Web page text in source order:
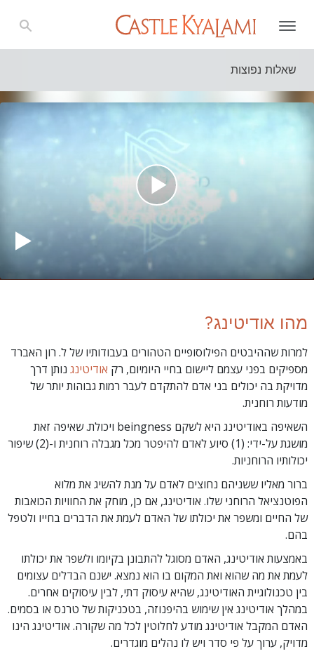
שאלות נפוצות
מהו אודיטינג?
למרות שההיבטים הפילוסופיים הטהורים בעבודותיו של ל. רון האברד
מספיקים בפני עצמם ליישום בחיי היומיום, רק אודיטינג נותן דרך
מדויקת בה יכולים בני אדם להתקדם לעבר רמות גבוהות יותר של
מודעות רוחנית.
השאיפה באודיטינג היא לשקם beingness ויכולת. שאיפה זאת
מושגת על-ידי: (1) סיוע לאדם להיפטר מכל מגבלה רוחנית ו-(2) שיפור
יכולותיו הרוחניות.
ברור מאליו ששניהם נחוצים לאדם על מנת להשיג את מלוא
הפוטנציאל הרוחני שלו. אודיטינג, אם כן, מוחק את החוויות הכואבות
של החיים ומשפר את יכולתו של האדם לעמת את הדברים בחייו ולטפל
בהם.
באמצעות אודיטינג, האדם מסוגל להתבונן בקיומו ולשפר את יכולתו
לעמת את מה שהוא ואת המקום בו הוא נמצא. ישנם הבדלים עצומים
בין טכנולוגיית האודיטינג, שהיא עיסוק דתי, לבין עיסוקים אחרים.
במהלך אודיטינג אין שימוש בהיפנוזה, בטכניקות של טרנס או בסמים.
האדם המקבל אודיטינג מודע לחלוטין לכל מה שקורה. אודיטינג הינו
מדויק, ערוך על פי סדר ויש לו נהלים מוגדרים.